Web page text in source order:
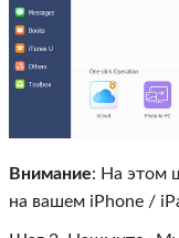
Внимание: На этом
на вашем iPhone /